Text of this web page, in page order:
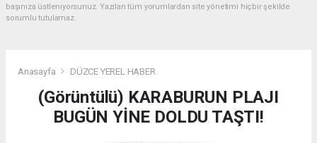
başınıza üstleniyorsunuz. Yazılan tüm yorumlardan site yönetimi hiçbir şekilde
sorumlu tutulamaz.
Anasayfa DÜZCE YEREL HABER
(Görüntülü) KARABURUN PLAJI
BUGÜN YİNE DOLDU TAŞTI!